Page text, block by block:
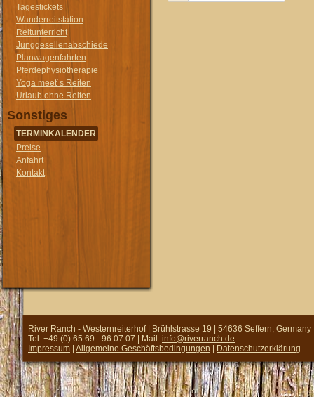
Tagestickets
Wanderreitstation
Reitunterricht
Junggesellenabschiede
Planwagenfahrten
Pferdephysiotherapie
Yoga meet´s Reiten
Urlaub ohne Reiten
Sonstiges
TERMINKALENDER
Preise
Anfahrt
Kontakt
River Ranch - Westernreiterhof | Brühlstrasse 19 | 54636 Seffern, Germany
Tel: +49 (0) 65 69 - 96 07 07 | Mail: info@riverranch.de
Impressum Allgemeine Geschäftsbedingungen Datenschutzerklärung